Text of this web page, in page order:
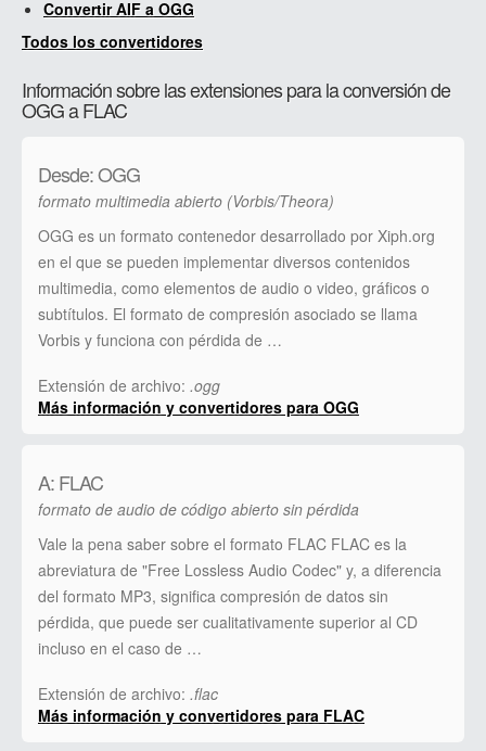
Convertir AIF a OGG
Todos los convertidores
Información sobre las extensiones para la conversión de
OGG a FLAC
Desde: OGG
formato multimedia abierto (Vorbis/Theora)
OGG es un formato contenedor desarrollado por Xiph.org
en el que se pueden implementar diversos contenidos
multimedia, como elementos de audio o video, gráficos o
subtítulos. El formato de compresión asociado se llama
Vorbis y funciona con pérdida de …
Extensión de archivo: .ogg
Más información y convertidores para OGG
A: FLAC
formato de audio de código abierto sin pérdida
Vale la pena saber sobre el formato FLAC FLAC es la
abreviatura de "Free Lossless Audio Codec" y, a diferencia
del formato MP3, significa compresión de datos sin
pérdida, que puede ser cualitativamente superior al CD
incluso en el caso de …
Extensión de archivo: .flac
Más información y convertidores para FLAC